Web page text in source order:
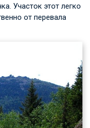
Участок этот легко
от перевала